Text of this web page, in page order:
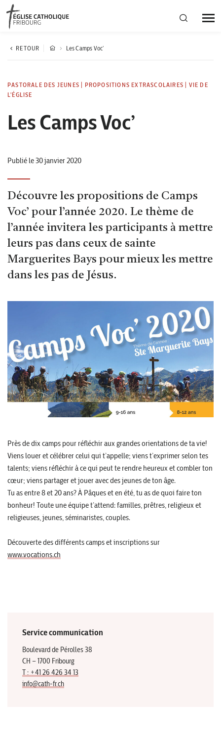
Région diocésaine
RETOUR Les Camps Voc’
PASTORALE DES JEUNES PROPOSITIONS EXTRASCOLAIRES
VIE DE
L'ÉGLISE
Les Camps Voc’
Publié le 30 janvier 2020
Découvre les propositions de Camps
Voc’ pour l’année 2020. Le thème de
l’année invitera les participants à mettre
leurs pas dans ceux de sainte
Marguerites Bays pour mieux les mettre
dans les pas de Jésus.
Près de dix camps pour réfléchir aux grandes orientations de ta vie!
Viens louer et célébrer celui qui t’appelle; viens t’exprimer selon tes
talents; viens réfléchir à ce qui peut te rendre heureux et combler ton
cœur; viens partager et jouer avec des jeunes de ton âge.
Tu as entre 8 et 20 ans? À Pâques et en été, tu as de quoi faire ton
bonheur! Toute une équipe t’attend: familles, prêtres, religieux et
religieuses, jeunes, séminaristes, couples.
Découverte des différents camps et inscriptions sur
www.vocations.ch
Service communication
Boulevard de Pérolles 38
CH – 1700 Fribourg
T : +41 26 426 34 13
info@cath-fr.ch